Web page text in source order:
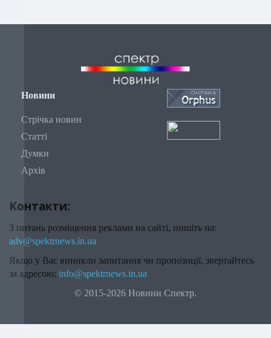
Новини
Стрічка новин
Статті
Думки
Архів
Контакти:
З питань розміщення реклами на сайті, пишіть на:
adv@spektrnews.in.ua
Якщо у Вас виникли запитання чи пропозиції, звертайтесь
за адресою: info@spektrnews.in.ua
© 2015-2026 Новини Спектр.